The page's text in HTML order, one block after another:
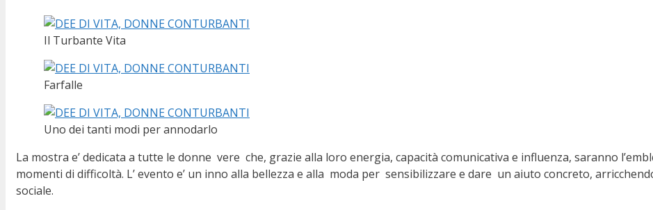
Il Turbante Vita
Farfalle
Uno dei tanti modi per annodarlo
La mostra e’ dedicata a tutte le donne vere che, grazie alla loro energia, capacità comunicativa e influenza, saranno
momenti di difficoltà. L’ evento e’ un inno alla bellezza e alla moda per sensibilizzare e dare un aiuto concreto,
sociale.